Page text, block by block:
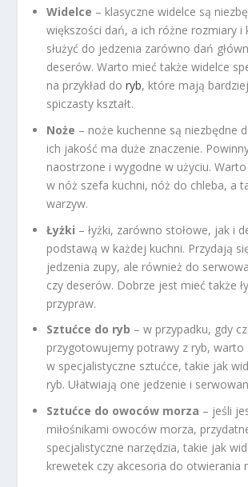
Widelce – klasyczne widelce są
większości dań, a ich różne rozmiary i
służyć do jedzenia zarówno dań
deserów. Warto mieć także widelce
na przykład doryb, które mają
spiczasty kształt.
Noże – noże kuchenne są niezbędne
ich jakość ma duże znaczenie.
naostrzone i wygodne w użyciu.
w nóż szefa kuchni, nóż do chleba, a
warzyw.
Łyżki – łyżki, zarówno stołowe, jak i
podstawą w każdej kuchni. Przydają
jedzenia zupy, ale również do
czy deserów. Dobrze jest mieć także
przypraw.
Sztućce do ryb – w przypadku, gdy
przygotowujemy potrawy z ryb, warto
w specjalistyczne sztućce, takie jak
ryb. Ułatwiają one jedzenie i
Sztućce do owoców morza – jeśli
miłośnikami owoców morza,
specjalistyczne narzędzia, takie jak
krewetek czy akcesoria do otwierania